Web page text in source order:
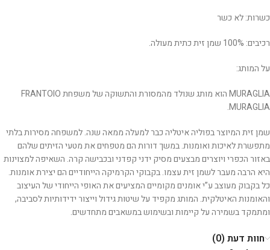
כשרות: לא כשר
רכיבים: 100% שמן זית כתית מעולה.
על המותג:
MURAGLIA הוא מותג שנולד מהמסורת והתשוקה של משפחת FRANTOIO
MURAGLIA.
שמן זית המיוצר בפוליה איטליה כבר למעלה ממאה שנה. למשפחה מסירות בלתי
מתפשרת לאיכות ואומנות. במשך דורות הם מטפחים את מטעי הזיתים שלהם
באזור הכפרי ויוצרים מבצעים מסיק ידני קפדני ובכבישה קרה. השאיפה למצוינות
היא הרבה מעבר לשמן זית עצמו. בקבוקי הקרמיקה הייחודיים הם יצירת אומנות.
כל בקבוק מעוצב ע”י אומנים מקומיים המציעים את האופי הייחודי של העיצוב
והאומנות האיטלקית. המותג מקפיד על שיטות גידול וייצור ידידותיות לסביבה,
ומתמקד בשמירה על קיימות ובשימוש במשאבים מתחדשים.
חוות דעת (0)